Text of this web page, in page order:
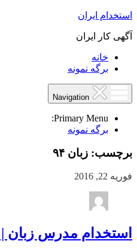
استخدام ایران
آگهی کار ایران
خانه
برگه نمونه
Primary Menu:
برگه نمونه
برچسب: زبان ۹۴
فوریه 22, 2016
استخدام مدرس زبان | سه